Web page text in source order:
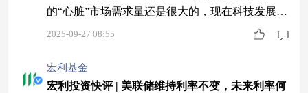
的“心脏”市场需求量还是很大的，现在科技发展迅
猛，芯片是未来科技争夺的一个关键点，还是国产
科创板芯片ETF发起联接C$ 个点也是很亮眼的，
可以冲了
2025-09-27 08:55
宏利基金
宏利投资快评 | 美联储维持利率不变，未来利率何